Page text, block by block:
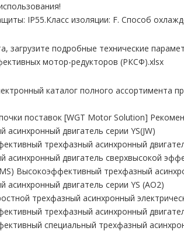
IP55.Класс изоляции: F. Способ
загрузите подробные технические
мотор-редукторов (РКСФ).xlsx
каталог полного ассортимента
поставок [WGT Motor Solution]
асинхронный двигатель серии YS(JW)
трехфазный асинхронный
асинхронный двигатель сверхвысокой
MS) Высокоэффективный трехфазный
асинхронный двигатель серии YS (AO2)
трехфазный асинхронный
трехфазный асинхронный
специальный трехфазный